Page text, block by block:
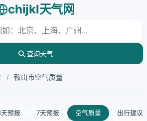
chijkl天气网
查询天气
/ 鞍山市空气质量
预报 7天预报 空气质量 出行建议